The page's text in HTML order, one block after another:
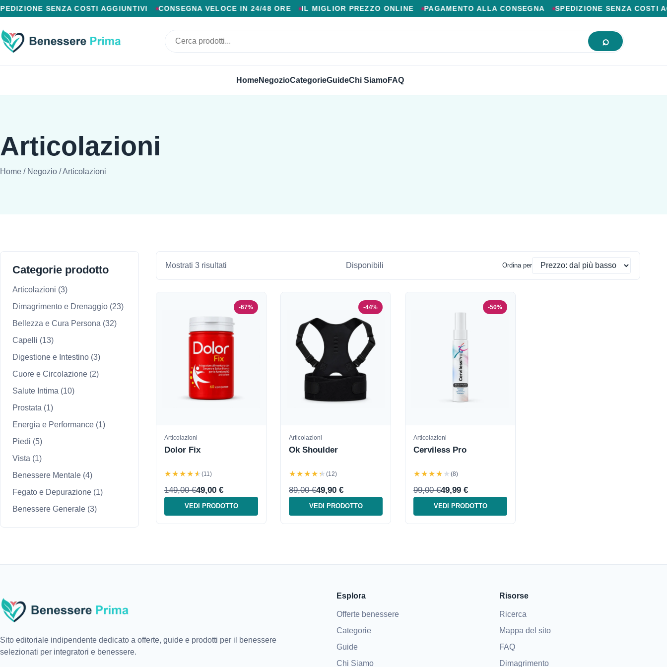
PAGAMENTO ALLA CONSEGNA, SPEDIZIONE SENZA COSTI AGGIUNTIVI, CONSEGNA VELOCE IN 24/48 ORE, MIGLIOR PREZZO ONLINE.
SENZA COSTI AGGIUNTIVI CONSEGNA VELOCE IN 24/48 ORE IL MIGLIOR PREZZO ONLINE PAGAMENTO ALLA CONSEGNA SPEDIZIONE SENZA COSTI
HomeNegozioCategorieGuideChi SiamoFAQ
Articolazioni
Home / Negozio /Articolazioni
Categorie prodotto
Articolazioni (3)
Dimagrimento e Drenaggio (23)
Bellezza e Cura Persona (32)
Capelli (13)
Digestione e Intestino (3)
Cuore e Circolazione (2)
Salute Intima (10)
Prostata (1)
Energia e Performance (1)
Piedi (5)
Vista (1)
Benessere Mentale (4)
Fegato e Depurazione (1)
Benessere Generale (3)
Mostrati 3 risultati Disponibili Ordina per
-67%
Articolazioni
Dolor Fix
★★★★★ (11)
149,00 €49,00 €
VEDI PRODOTTO
-44%
Articolazioni
Ok Shoulder
★★★★★ (12)
89,00 €49,90 €
VEDI PRODOTTO
-50%
Articolazioni
Cerviless Pro
★★★★★ (8)
99,00 €49,99 €
VEDI PRODOTTO
Sito editoriale indipendente dedicato a offerte, guide e prodotti per il benessere
selezionati per integratori e benessere.
Esplora
Offerte benessere
Categorie
Guide
Chi Siamo
Risorse
Ricerca
Mappa del sito
FAQ
Dimagrimento